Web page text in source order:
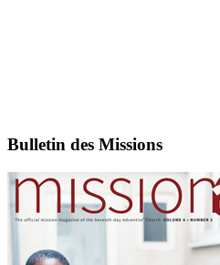
Bulletin des Missions